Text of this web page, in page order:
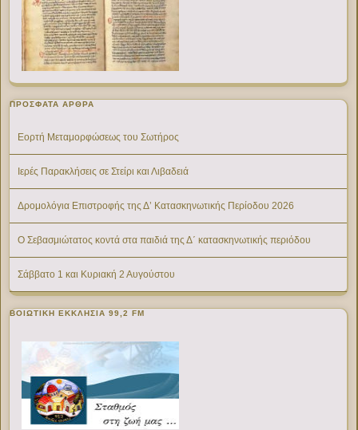
ΠΡΌΣΦΑΤΑ ΆΡΘΡΑ
Εορτή Μεταμορφώσεως του Σωτήρος
Ιερές Παρακλήσεις σε Στείρι και Λιβαδειά
Δρομολόγια Επιστροφής της Δ’ Κατασκηνωτικής Περίοδου 2026
Ο Σεβασμιώτατος κοντά στα παιδιά της Δ΄ κατασκηνωτικής περιόδου
Σάββατο 1 και Κυριακή 2 Αυγούστου
ΒΟΙΩΤΙΚΉ ΕΚΚΛΗΣΊΑ 99,2 FM